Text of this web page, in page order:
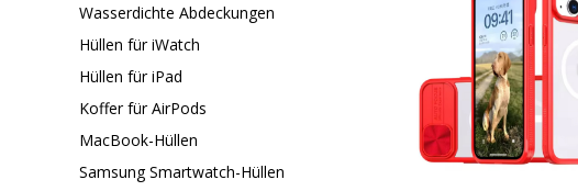
Wasserdichte Abdeckungen
Hüllen für iWatch
Hüllen für iPad
Koffer für AirPods
MacBook-Hüllen
Samsung Smartwatch-Hüllen